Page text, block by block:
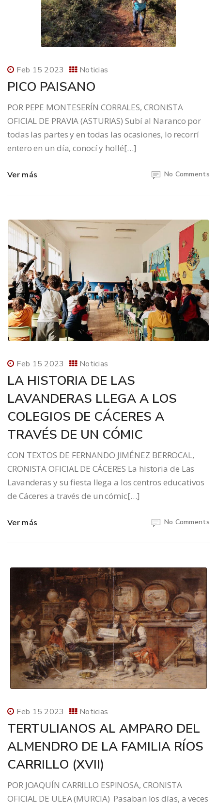
Feb 15 2023 Noticias
PICO PAISANO
POR PEPE MONTESERÍN CORRALES, CRONISTA
OFICIAL DE PRAVIA (ASTURIAS) Subí al Naranco por
todas las partes y en todas las ocasiones, lo recorrí
entero en un día, conocí y hollé[…]
Ver más No Comments
Feb 15 2023 Noticias
LA HISTORIA DE LAS
LAVANDERAS LLEGA A LOS
COLEGIOS DE CÁCERES A
TRAVÉS DE UN CÓMIC
CON TEXTOS DE FERNANDO JIMÉNEZ BERROCAL,
CRONISTA OFICIAL DE CÁCERES La historia de Las
Lavanderas y su fiesta llega a los centros educativos
de Cáceres a través de un cómic[…]
Ver más No Comments
Feb 15 2023 Noticias
TERTULIANOS AL AMPARO DEL
ALMENDRO DE LA FAMILIA RÍOS
CARRILLO (XVII)
POR JOAQUÍN CARRILLO ESPINOSA, CRONISTA
OFICIAL DE ULEA (MURCIA) Pasaban los días, a veces